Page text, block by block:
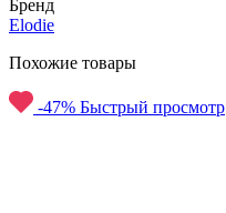
Бренд
Elodie
Похожие товары
-47% Быстрый просмотр